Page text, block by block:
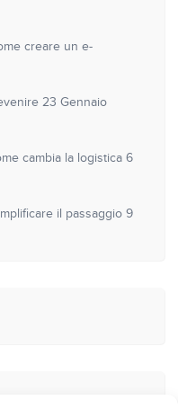
creare un e-
23 Gennaio
cambia la logistica 6
il passaggio 9